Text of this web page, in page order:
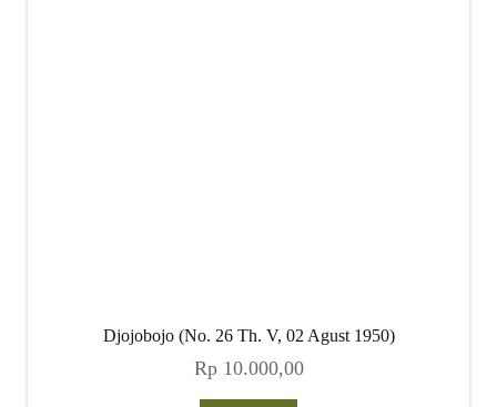
Djojobojo (No. 26 Th. V, 02 Agust 1950)
Rp10.000,00